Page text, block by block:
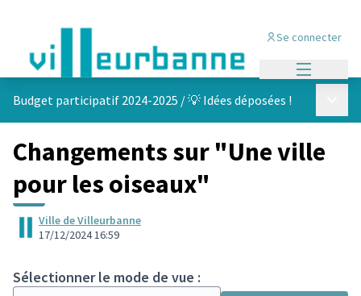
Se connecter
Budget participatif 2024-2025 /💡 Idées déposées !
Changements sur "Une ville
pour les oiseaux"
Ville de Villeurbanne
17/12/2024 16:59
Sélectionner le mode de vue :